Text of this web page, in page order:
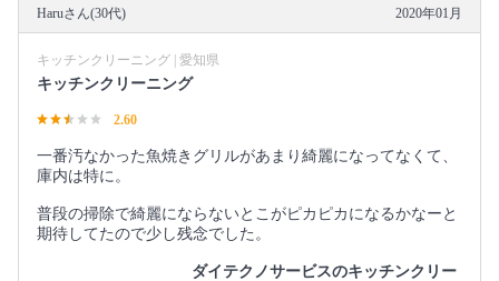
Haruさん(30代) 2020年01月
キッチンクリーニング | 愛知県
キッチンクリーニング
2.60
一番汚なかった魚焼きグリルがあまり綺麗になってなくて、
庫内は特に。
普段の掃除で綺麗にならないとこがピカピカになるかなーと
期待してたので少し残念でした。
ダイテクノサービスのキッチンクリー